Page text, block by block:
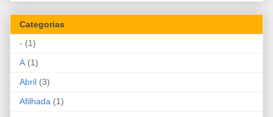
Categorias
- (1)
A (1)
Abril (3)
Afilhada (1)